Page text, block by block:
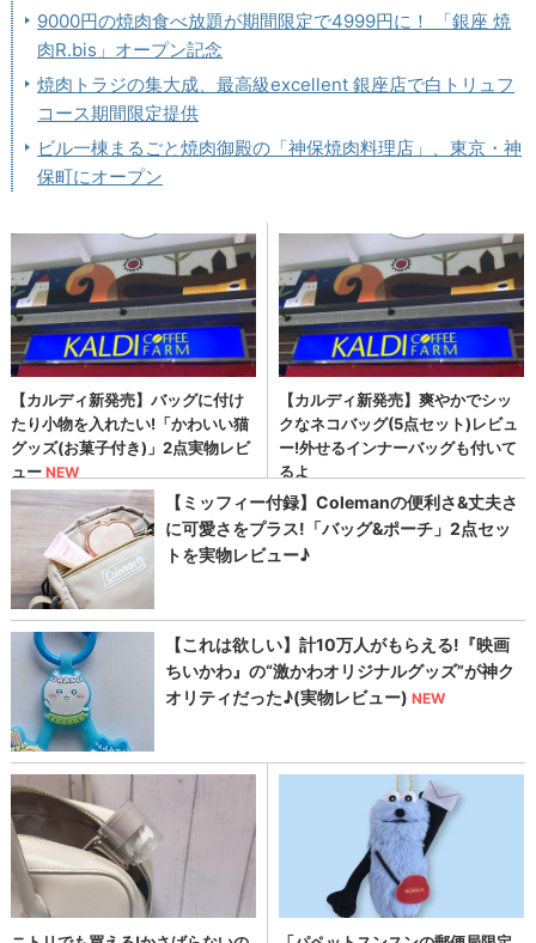
9000円の焼肉食べ放題が期間限定で4999円に！ 「銀座 焼
肉R.bis」オープン記念
焼肉トラジの集大成、最高級excellent 銀座店で白トリュフ
コース期間限定提供
ビル一棟まるごと焼肉御殿の「神保焼肉料理店」、東京・神
保町にオープン